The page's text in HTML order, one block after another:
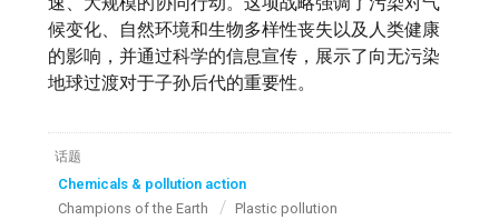
候变化、自然环境和生物多样性丧失以及人类健康
的影响，并通过科学的信息宣传，展示了向无污染
地球过渡对于子孙后代的重要性。
话题
Chemicals & pollution action
Champions of the Earth
Plastic pollution